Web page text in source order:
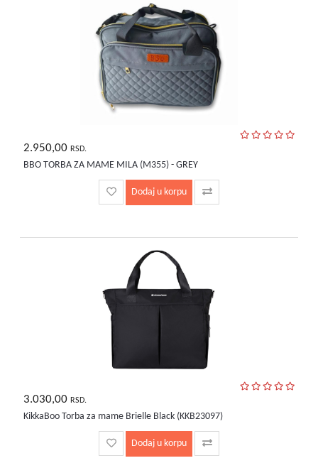
2.950,00 RSD.
BBO TORBA ZA MAME MILA (M355) - GREY
Dodaj u korpu
3.030,00 RSD.
KikkaBoo Torba za mame Brielle Black (KKB23097)
Dodaj u korpu